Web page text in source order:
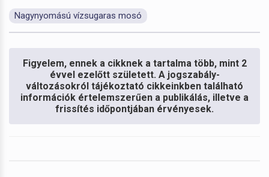
Nagynyomású vízsugaras mosó
Figyelem, ennek a cikknek a tartalma több, mint 2
évvel ezelőtt született. A jogszabály-
változásokról tájékoztató cikkeinkben található
információk értelemszerűen a publikálás, illetve a
frissítés időpontjában érvényesek.